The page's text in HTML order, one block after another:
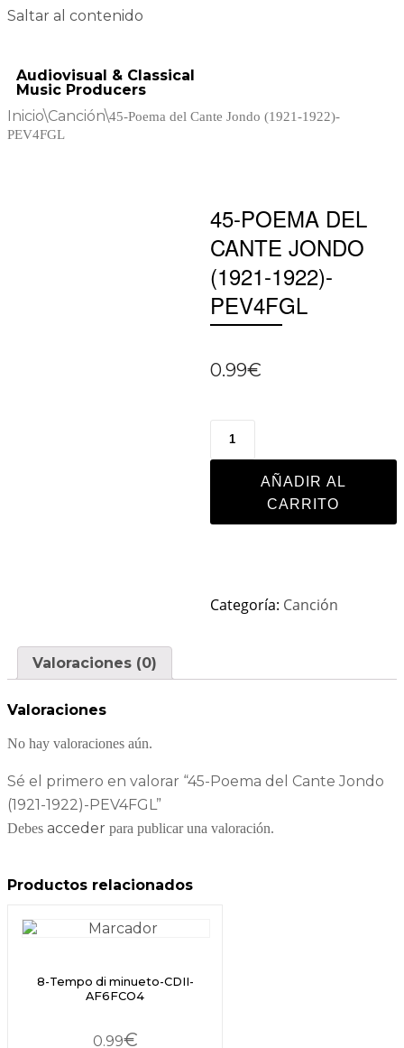
Saltar al contenido
Audiovisual & Classical
Music Producers
Inicio\Canción\45-Poema del Cante Jondo (1921-1922)-
PEV4FGL
45-POEMA DEL
CANTE JONDO
(1921-1922)-
PEV4FGL
0.99€
AÑADIR AL
CARRITO
Categoría: Canción
Valoraciones (0)
Valoraciones
No hay valoraciones aún.
Sé el primero en valorar “45-Poema del Cante Jondo
(1921-1922)-PEV4FGL”
Debes acceder para publicar una valoración.
Productos relacionados
8-Tempo di minueto-CDII-
AF6FCO4
0.99€